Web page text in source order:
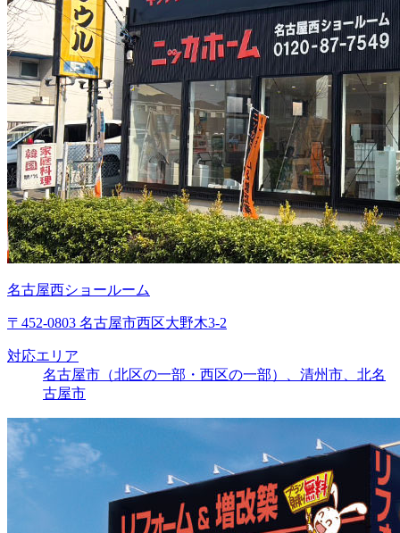
名古屋西ショールーム
〒452-0803 名古屋市西区大野木3-2
対応エリア
名古屋市（北区の一部・西区の一部）、清州市、北名
古屋市